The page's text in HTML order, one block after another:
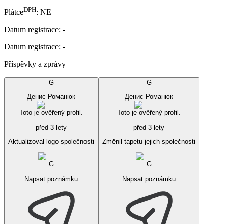
PlátceDPH: NE
Datum registrace: -
Datum registrace: -
Příspěvky a zprávy
G
Денис Романюк
Toto je ověřený profil.
před 3 lety
Aktualizoval logo společnosti
G
Napsat poznámku
G
Денис Романюк
Toto je ověřený profil.
před 3 lety
Změnil tapetu jejich společnosti
G
Napsat poznámku